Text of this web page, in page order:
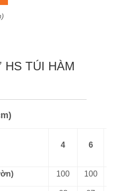
HS TÚI HÀM
4 6
100 100